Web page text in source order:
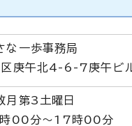
な一歩事務局
庚午北4-6-7庚午ビ
月第3土曜日
00分～17時00分